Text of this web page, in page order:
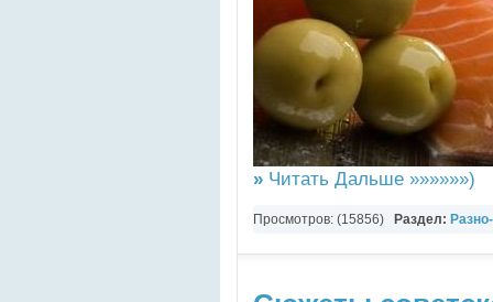
» Читать Дальше »»»»»»)
Просмотров: (15856) Раздел: